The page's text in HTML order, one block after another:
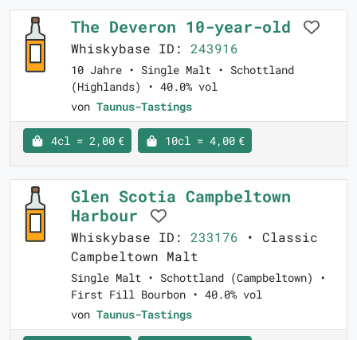
The Deveron 10-year-old
Whiskybase ID: 243916
10 Jahre • Single Malt • Schottland
(Highlands) • 40.0% vol
von Taunus-Tastings
4cl = 2,00 € 10cl = 4,00 €
Glen Scotia Campbeltown
Harbour
Whiskybase ID: 233176 • Classic
Campbeltown Malt
Single Malt • Schottland (Campbeltown) •
First Fill Bourbon • 40.0% vol
von Taunus-Tastings